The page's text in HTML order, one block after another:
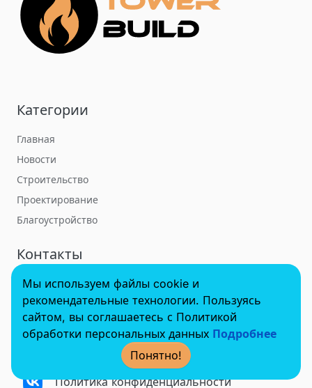
Категории
Главная
Новости
Строительство
Проектирование
Благоустройство
Контакты
towerbuildforum@yandex.ru
© 2022 - 2025 InvestSteel, Inc. Все права защищены.
Политика конфиденциальности
Мы используем файлы cookie и
рекомендательные технологии. Пользуясь
сайтом, вы соглашаетесь с Политикой
обработки персональных данных Подробнее
Понятно!